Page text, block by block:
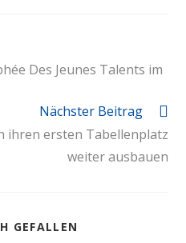
Des Jeunes Talents im
Nächster Beitrag
ihren ersten Tabellenplatz
weiter ausbauen
GEFALLEN